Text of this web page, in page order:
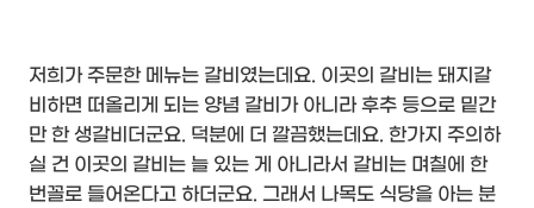
저희가 주문한 메뉴는 갈비였는데요. 이곳의 갈비는 돼지갈
비하면 떠올리게 되는 양념 갈비가 아니라 후추 등으로 밑간
만 한 생갈비더군요. 덕분에 더 깔끔했는데요. 한가지 주의하
실 건 이곳의 갈비는 늘 있는 게 아니라서 갈비는 며칠에 한
번꼴로 들어온다고 하더군요. 그래서 나목도 식당을 아는 분